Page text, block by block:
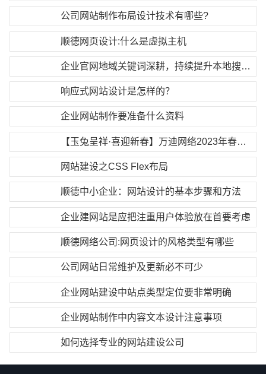
公司网站制作布局设计技术有哪些?
顺德网页设计:什么是虚拟主机
企业官网地域关键词深耕，持续提升本地搜索排名
响应式网站设计是怎样的？
企业网站制作要准备什么资料
【玉兔呈祥·喜迎新春】万迪网络2023年春节放假通知
网站建设之CSS Flex布局
顺德中小企业：网站设计的基本步骤和方法
企业建网站是应把注重用户体验放在首要考虑
顺德网络公司:网页设计的风格类型有哪些
公司网站日常维护及更新必不可少
企业网站建设中站点类型定位要非常明确
企业网站制作中内容文本设计注意事项
如何选择专业的网站建设公司